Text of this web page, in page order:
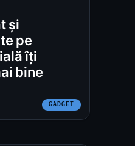
și
pe
îți
bine
GADGET